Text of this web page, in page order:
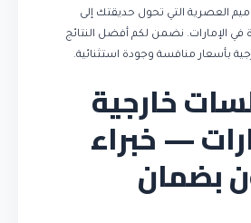
العصرية التي تحول حديقتك إلى
الإمارات. نضمن لكم أفضل النتائج
بأسعار منافسة وجودة استثنائية.
خارجية
— خبراء
بضمان